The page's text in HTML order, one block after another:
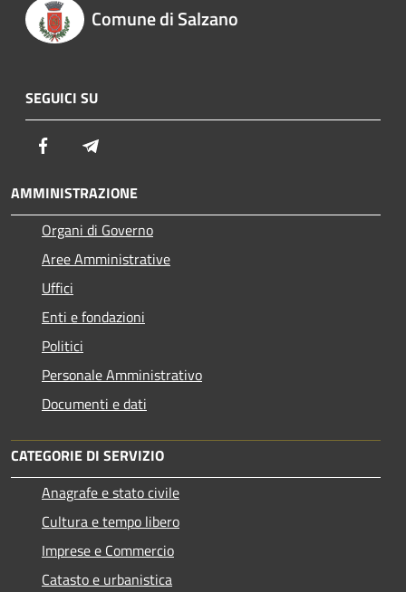
Comune di Salzano
SEGUICI SU
Facebook
AMMINISTRAZIONE
Organi di Governo
Aree Amministrative
Uffici
Enti e fondazioni
Politici
Personale Amministrativo
Documenti e dati
CATEGORIE DI SERVIZIO
Anagrafe e stato civile
Cultura e tempo libero
Imprese e Commercio
Catasto e urbanistica